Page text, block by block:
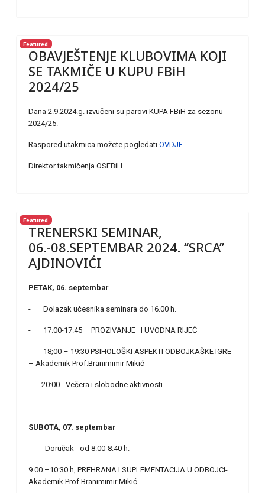
Featured
OBAVJEŠTENJE KLUBOVIMA KOJI
SE TAKMIČE U KUPU FBiH
2024/25
Dana 2.9.2024.g. izvučeni su parovi KUPA FBiH za sezonu
2024/25.
Raspored utakmica možete pogledati OVDJE
Direktor takmičenja OSFBiH
Featured
TRENERSKI SEMINAR,
06.-08.SEPTEMBAR 2024. ‘’SRCA’’
AJDINOVIĆI
PETAK, 06. septembar
- Dolazak učesnika seminara do 16.00 h.
- 17.00-17.45 – PROZIVANJE I UVODNA RIJEČ
- 18;00 – 19:30 PSIHOLOŠKI ASPEKTI ODBOJKAŠKE IGRE
– Akademik Prof.Branimimir Mikić
- 20:00 - Večera i slobodne aktivnosti
SUBOTA, 07. septembar
- Doručak - od 8.00-8:40 h.
9.00 –10:30 h, PREHRANA I SUPLEMENTACIJA U ODBOJCI-
Akademik Prof.Branimimir Mikić